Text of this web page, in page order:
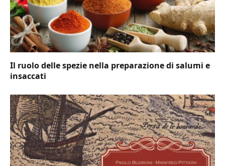
Il ruolo delle spezie nella preparazione di salumi e
insaccati